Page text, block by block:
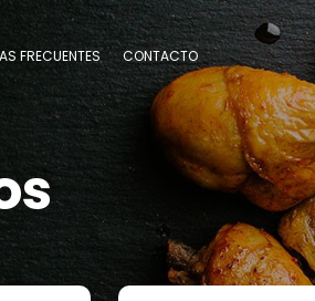
FRECUENTES CONTACTO